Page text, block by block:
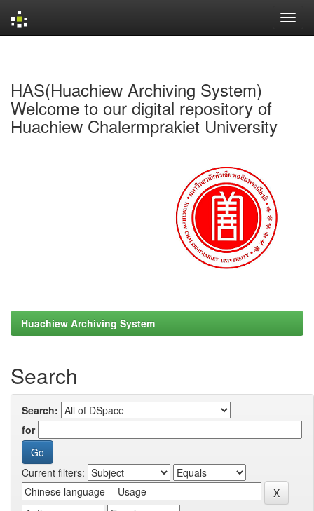
HAS(Huachiew Archiving System)
Welcome to our digital repository of
Huachiew Chalermprakiet University
Huachiew Archiving System
Search
Search:
for
Current filters: